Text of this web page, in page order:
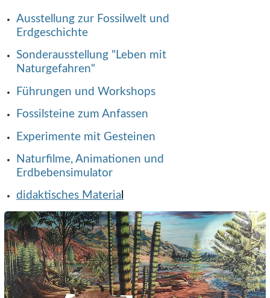
Ausstellung zur Fossilwelt und
Erdgeschichte
Sonderausstellung "Leben mit
Naturgefahren"
Führungen und Workshops
Fossilsteine zum Anfassen
Experimente mit Gesteinen
Naturfilme, Animationen und
Erdbebensimulator
didaktisches Materia